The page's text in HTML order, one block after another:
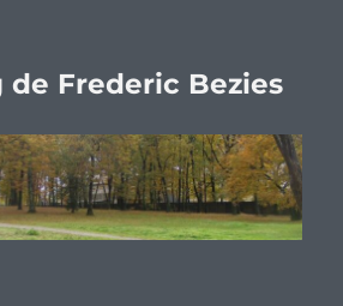
de Frederic Bezies